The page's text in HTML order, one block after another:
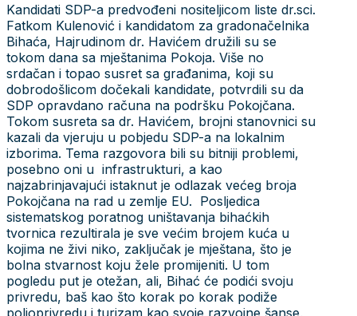
Kandidati SDP-a predvođeni nositeljicom liste dr.sci.
Fatkom Kulenović i kandidatom za gradonačelnika
Bihaća, Hajrudinom dr. Havićem družili su se
tokom dana sa mještanima Pokoja. Više no
srdačan i topao susret sa građanima, koji su
dobrodošlicom dočekali kandidate, potvrdili su da
SDP opravdano računa na podršku Pokojčana.
Tokom susreta sa dr. Havićem, brojni stanovnici su
kazali da vjeruju u pobjedu SDP-a na lokalnim
izborima. Tema razgovora bili su bitniji problemi,
posebno oni u infrastrukturi, a kao
najzabrinjavajući istaknut je odlazak većeg broja
Pokojčana na rad u zemlje EU. Posljedica
sistematskog poratnog uništavanja bihaćkih
tvornica rezultirala je sve većim brojem kuća u
kojima ne živi niko, zaključak je mještana, što je
bolna stvarnost koju žele promijeniti. U tom
pogledu put je otežan, ali, Bihać će podići svoju
privredu, baš kao što korak po korak podiže
poljoprivredu i turizam kao svoje razvojne šanse,